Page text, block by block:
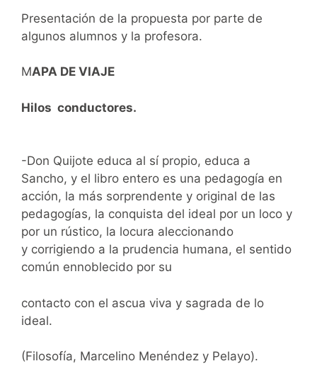
Presentación de la propuesta por parte de
algunos alumnos y la profesora.
MAPA DE VIAJE
Hilos conductores.
-Don Quijote educa al sí propio, educa a
Sancho, y el libro entero es una pedagogía en
acción, la más sorprendente y original de las
pedagogías, la conquista del ideal por un loco y
por un rústico, la locura aleccionando
y corrigiendo a la prudencia humana, el sentido
común ennoblecido por su
contacto con el ascua viva y sagrada de lo
ideal.
(Filosofía, Marcelino Menéndez y Pelayo).